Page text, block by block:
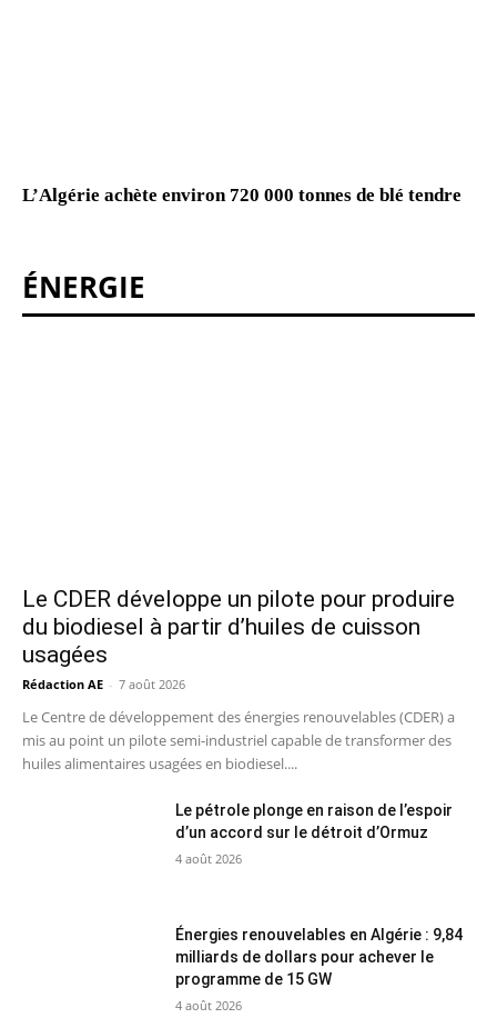
L’Algérie achète environ 720 000 tonnes de blé tendre
ÉNERGIE
Le CDER développe un pilote pour produire
du biodiesel à partir d’huiles de cuisson
usagées
Rédaction AE - 7 août 2026
Le Centre de développement des énergies renouvelables (CDER) a
mis au point un pilote semi-industriel capable de transformer des
huiles alimentaires usagées en biodiesel....
Le pétrole plonge en raison de l’espoir
d’un accord sur le détroit d’Ormuz
4 août 2026
Énergies renouvelables en Algérie : 9,84
milliards de dollars pour achever le
programme de 15 GW
4 août 2026